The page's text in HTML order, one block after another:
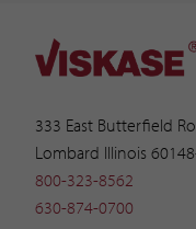
333 East Butterfield
Lombard Illinois
800-323-8562
630-874-0700